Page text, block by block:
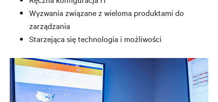
Wyzwania związane z wieloma produktami do
zarządzania
Starzejąca się technologia i możliwości